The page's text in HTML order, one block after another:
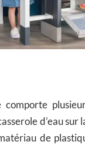
comporte
d’eau sur
de